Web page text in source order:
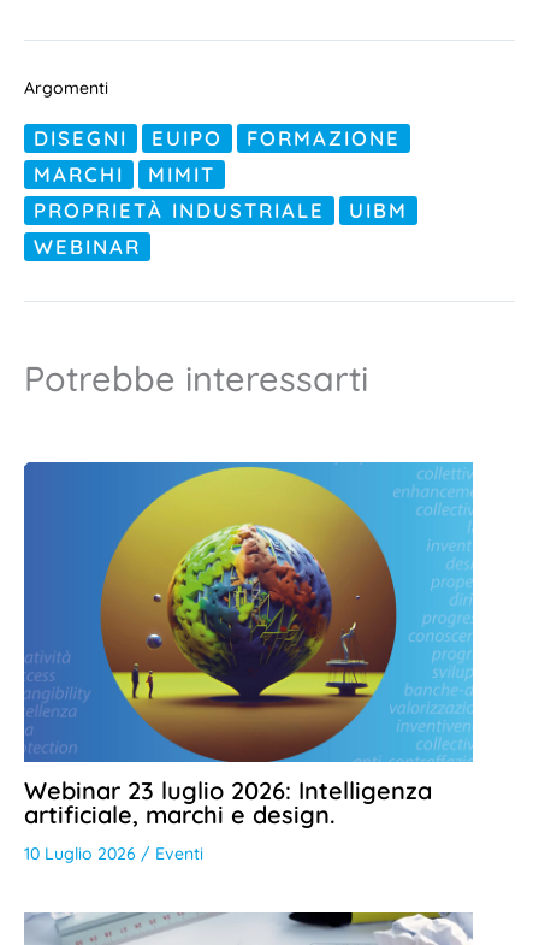
Argomenti
DISEGNI EUIPO
FORMAZIONE
MARCHI
MIMIT
PROPRIETÀ INDUSTRIALE
UIBM
WEBINAR
Potrebbe interessarti
Webinar 23 luglio 2026: Intelligenza
artificiale, marchi e design.
10 Luglio 2026 / Eventi